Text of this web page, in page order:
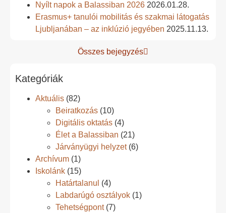
Nyílt napok a Balassiban 2026 2026.01.28.
Erasmus+ tanulói mobilitás és szakmai látogatás
Ljubljanában – az inklúzió jegyében 2025.11.13.
Összes bejegyzés
Kategóriák
Aktuális (82)
Beiratkozás (10)
Digitális oktatás (4)
Élet a Balassiban (21)
Járványügyi helyzet(6)
Archívum (1)
Iskolánk (15)
Határtalanul (4)
Labdarúgó osztályok (1)
Tehetségpont(7)